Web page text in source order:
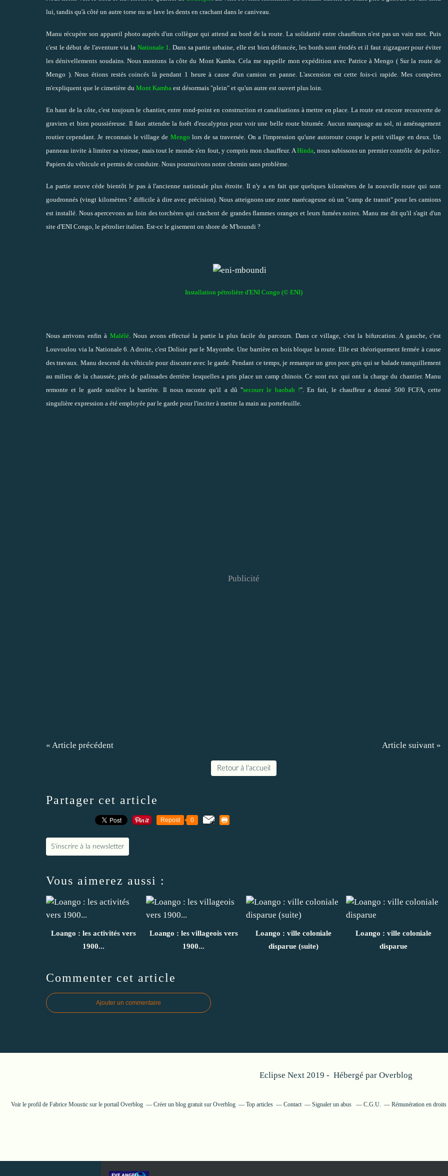
lui, tandis qu'à côté un autre torse nu se lave les dents en crachant dans le caniveau.
Manu récupère son appareil photo auprès d'un collègue qui attend au bord de la route. La solidarité entre chauffeurs n'est pas un vain mot. Puis
c'est le début de l'aventure via la Nationale 1
. Dans sa partie urbaine, elle est bien défoncée, les bords sont érodés et il faut zigzaguer pour éviter
les dénivellements soudains. Nous montons la côte du Mont Kamba. Cela me rappelle mon expédition avec Patrice à Mengo ( Sur la route de
Mengo ). Nous étions restés coincés là pendant 1 heure à cause d'un camion en panne. L'ascension est cette fois-ci rapide. Mes compères
m'expliquent que le cimetière du Mont Kamba est désormais "plein" et qu'un autre est ouvert plus loin.
En haut de la côte, c'est toujours le chantier, entre rond-point en construction et canalisations à mettre en place. La route est encore recouverte de
graviers et bien poussiéreuse. Il faut attendre la forêt d'eucalyptus pour voir une belle route bitumée. Aucun marquage au sol, ni aménagement
routier cependant. Je reconnais le village de Mengo lors de sa traversée. On a l'impression qu'une autoroute coupe le petit village en deux. Un
panneau invite à limiter sa vitesse, mais tout le monde s'en fout, y compris mon chauffeur. AHinda , nous subissons un premier contrôle de police.
Papiers du véhicule et permis de conduire. Nous poursuivons notre chemin sans problème.
La partie neuve cède bientôt le pas à l'ancienne nationale plus étroite. Il n'y a en fait que quelques kilomètres de la nouvelle route qui sont
goudronnés (vingt kilomètres ? difficile à dire avec précision). Nous atteignons une zone marécageuse où un "camp de transit" pour les camions
est installé. Nous apercevons au loin des torchères qui crachent de grandes flammes oranges et leurs fumées noires. Manu me dit qu'il s'agit d'un
site d'ENI Congo, le pétrolier italien. Est-ce le gisement on shore de M'boundi ?
Installation pétrolière d'ENI Congo (© ENI)
Nous arrivons enfin à Malélé. Nous avons effectué la partie la plus facile du parcours. Dans ce village, c'est la bifurcation. A gauche, c'est
Louvoulou via la Nationale 6. A droite, c'est Dolisie par le Mayombe. Une barrière en bois bloque la route. Elle est théoriquement fermée à cause
des travaux. Manu descend du véhicule pour discuter avec le garde. Pendant ce temps, je remarque un gros porc gris qui se balade tranquillement
au milieu de la chaussée, près de palissades derrière lesquelles a pris place un camp chinois. Ce sont eux qui ont la charge du chantier. Manu
remonte et le garde soulève la barrière. Il nous raconte qu'il a dû "secouer le baobab !". En fait, le chauffeur a donné 500 FCFA, cette
singulière expression a été employée par le garde pour l'inciter à mettre la main au portefeuille.
Publicité
« Article précédent Article suivant »
Retour à l'accueil
Partager cet article
Repost 0
S'inscrire à la newsletter
Vous aimerez aussi :
Loango : les activités vers
1900...
Loango : les villageois vers
1900...
Loango : ville coloniale
disparue (suite)
Loango : ville coloniale
disparue
Commenter cet article
Ajouter un commentaire
Eclipse Next 2019 - Hébergé par Overblog
Voir le profil de Fabrice Moustic sur le portail Overblog Créer un blog gratuit sur Overblog Top articles Contact Signaler un abus C.G.U. Rémunération en droits